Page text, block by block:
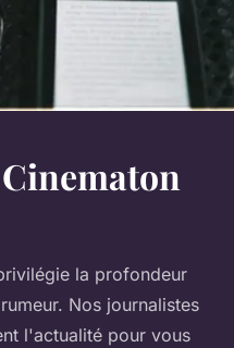
la profondeur
Nos journalistes
l'actualité pour vous